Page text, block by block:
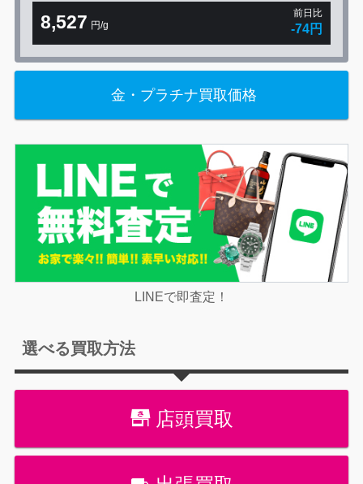
8,527 円/g
前日比
-74円
金・プラチナ買取価格
LINEで即査定！
選べる買取方法
店頭買取